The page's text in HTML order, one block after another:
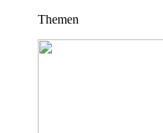
Themen